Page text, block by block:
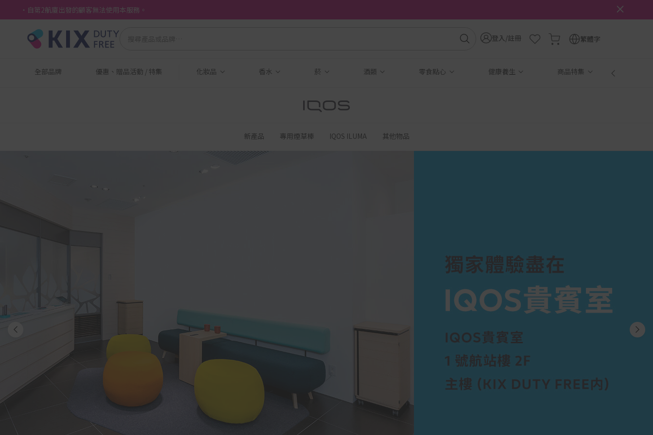
・自第2航廈出發的顧客無法使用本服務。
登入/註冊 繁體字
全部品牌 優惠、贈品活動 / 特集 化妝品 香水 菸 酒類 零食點心 健康養生 商品特集
新產品 專用煙草棒 IQOS ILUMA 其他物品